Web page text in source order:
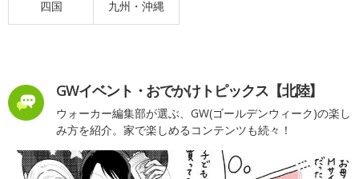
四国 九州・沖縄
GWイベント・おでかけトピックス【北陸】
ウォーカー編集部が選ぶ、GW(ゴールデンウィーク)の楽し
み方を紹介。家で楽しめるコンテンツも続々！